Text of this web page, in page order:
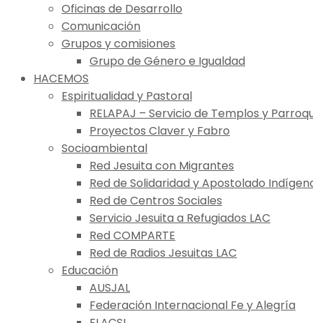
Oficinas de Desarrollo
Comunicación
Grupos y comisiones
Grupo de Género e Igualdad
HACEMOS
Espiritualidad y Pastoral
RELAPAJ – Servicio de Templos y
Proyectos Claver y Fabro
Socioambiental
Red Jesuita con Migrantes
Red de Solidaridad y Apostolado
Red de Centros Sociales
Servicio Jesuita a Refugiados LAC
Red COMPARTE
Red de Radios Jesuitas LAC
Educación
AUSJAL
Federación Internacional Fe y Alegría